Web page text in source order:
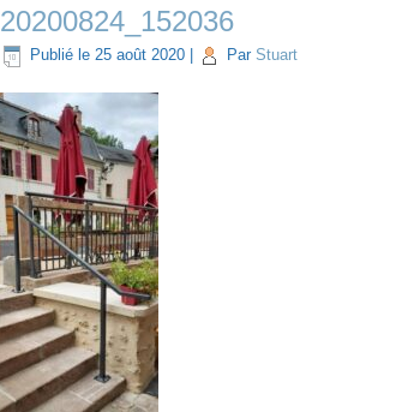
20200824_152036
Publié le 25 août 2020 Par Stuart